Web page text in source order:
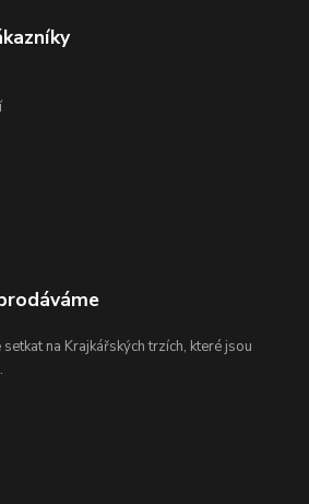
na Krajkářských trzích, které jsou